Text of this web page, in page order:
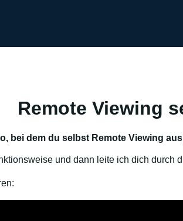
Remote Viewing
bei dem du selbst Remote Viewing
und dann leite ich dich durch